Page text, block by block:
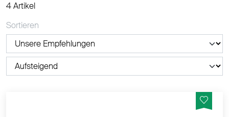
4 Artikel
Sortieren